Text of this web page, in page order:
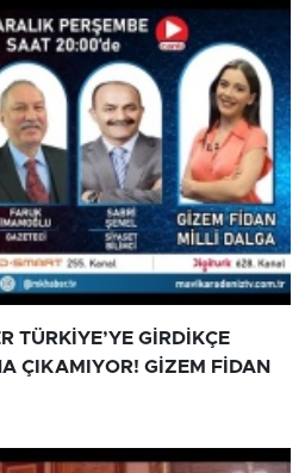
TÜRKİYE’YE GİRDİKÇE
ÇIKAMIYOR! GİZEM FİDAN